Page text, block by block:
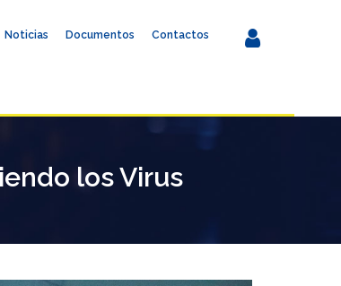
Noticias Documentos Contactos
los Virus